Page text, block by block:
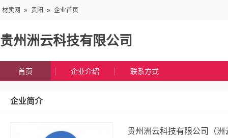
材卖网 » 贵阳 » 企业首页
贵州洲云科技有限公司
首页 企业介绍 联系方式
企业简介
贵州洲云科技有限公司（